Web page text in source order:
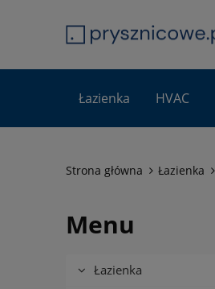
Łazienka HVAC
Strona główna Łazienka
Menu
Łazienka